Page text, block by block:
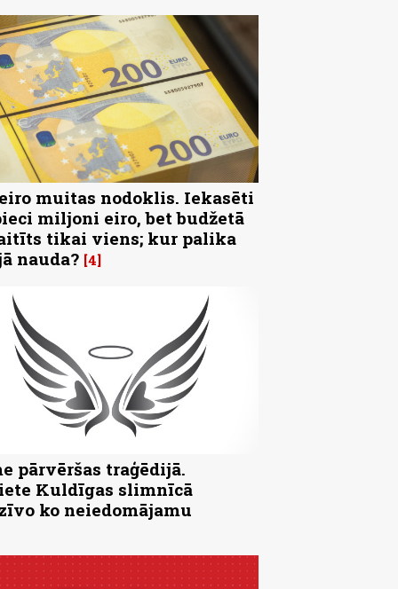
muitas nodoklis. Iekasēti
miljoni eiro, bet budžetā
tikai viens; kur palika
nauda? 4
pārvēršas traģēdijā.
Kuldīgas slimnīcā
ko neiedomājamu